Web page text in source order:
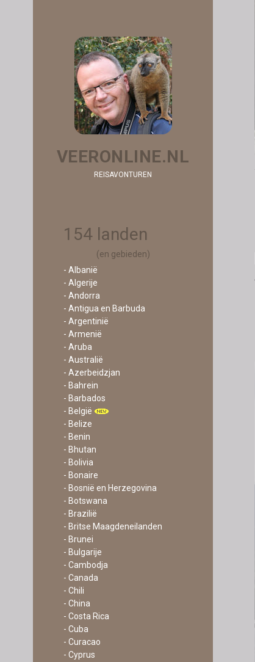
VEERONLINE.NL
REISAVONTUREN
154 landen
(en gebieden)
- Albanië
- Algerije
- Andorra
- Antigua en Barbuda
- Argentinië
- Armenië
- Aruba
- Australië
- Azerbeidzjan
- Bahrein
- Barbados
- België
- Belize
- Benin
- Bhutan
- Bolivia
- Bonaire
- Bosnië en Herzegovina
- Botswana
- Brazilië
- Britse Maagdeneilanden
- Brunei
- Bulgarije
- Cambodja
- Canada
- Chili
- China
- Costa Rica
- Cuba
- Curacao
- Cyprus